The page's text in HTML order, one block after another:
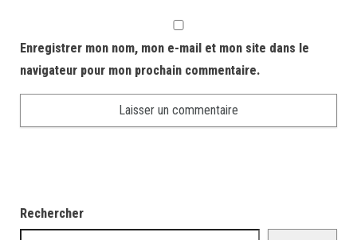
Enregistrer mon nom, mon e-mail et mon site dans le
navigateur pour mon prochain commentaire.
Rechercher